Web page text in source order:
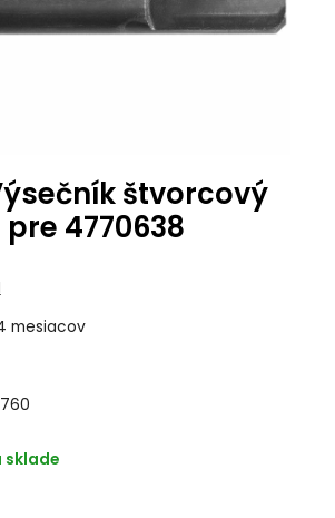
štvorcový
pre 4770638
mesiacov
sklade